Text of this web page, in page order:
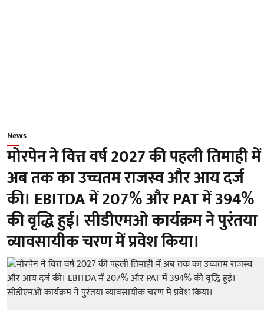
News
मोरपेन ने वित्त वर्ष 2027 की पहली तिमाही में
अब तक का उच्चतम राजस्व और आय दर्ज
की। EBITDA में 207% और PAT में 394%
की वृद्धि हुई। सीडीएमओ कार्यक्रम ने पुरंतया
व्यावसायीक चरण में प्रवेश किया।